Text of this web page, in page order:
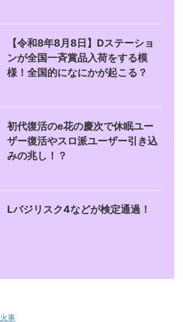
【令和8年8月8日】Dステーショ
ンが全国一斉賞品入荷をする模
様！全国的になにかが起こる？
初代復活のe花の慶次で休眠ユー
ザー復活やスロ派ユーザー引き込
みの兆し！？
Lバジリスク4などが検定通過！
火事